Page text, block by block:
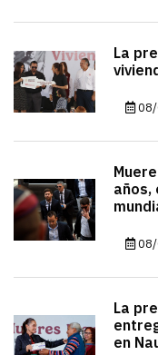
La
08/
08/
La
en